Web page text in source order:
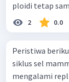
2 0.0
Peristiwa
siklus sel mammalia adalah
mengalami replikasi. Jumlah DNA telah